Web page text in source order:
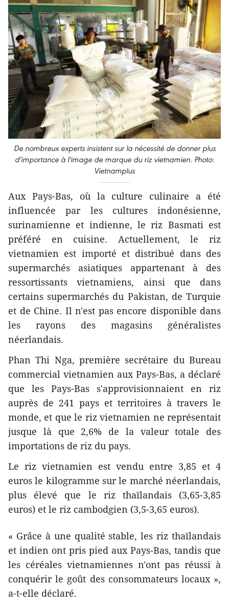
De nombreux experts insistent sur la nécessité de donner plus
d'importance à l'image de marque du riz vietnamien. Photo:
Vietnamplus
Aux Pays-Bas, où la culture culinaire a été
influencée par les cultures indonésienne,
surinamienne et indienne, le riz Basmati est
préféré en cuisine. Actuellement, le riz
vietnamien est importé et distribué dans des
supermarchés asiatiques appartenant à des
ressortissants vietnamiens, ainsi que dans
certains supermarchés du Pakistan, de Turquie
et de Chine. Il n'est pas encore disponible dans
les rayons des magasins généralistes
néerlandais.
Phan Thi Nga, première secrétaire du Bureau
commercial vietnamien aux Pays-Bas, a déclaré
que les Pays-Bas s'approvisionnaient en riz
auprès de 241 pays et territoires à travers le
monde, et que le riz vietnamien ne représentait
jusque là que 2,6% de la valeur totale des
importations de riz du pays.
Le riz vietnamien est vendu entre 3,85 et 4
euros le kilogramme sur le marché néerlandais,
plus élevé que le riz thaïlandais (3,65-3,85
euros) et le riz cambodgien (3,5-3,65 euros).
« Grâce à une qualité stable, les riz thaïlandais
et indien ont pris pied aux Pays-Bas, tandis que
les céréales vietnamiennes n'ont pas réussi à
conquérir le goût des consommateurs locaux »,
a-t-elle déclaré.